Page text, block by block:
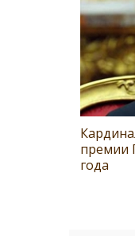
премии
года